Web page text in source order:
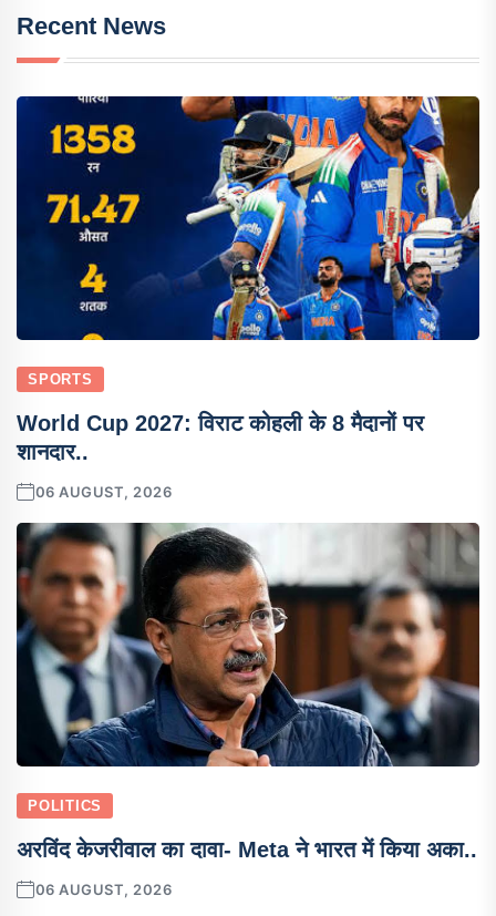
Recent News
SPORTS
World Cup 2027: विराट कोहली के 8 मैदानों पर
शानदार..
06 AUGUST, 2026
POLITICS
अरविंद केजरीवाल का दावा- Meta ने भारत में किया अका..
06 AUGUST, 2026